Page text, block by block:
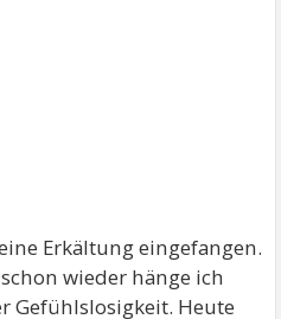
Erkältung eingefangen.
wieder hänge ich
Gefühlslosigkeit. Heute